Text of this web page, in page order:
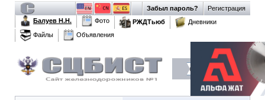
Регистрация
Забыл пароль?
Балуев Н.Н.
Фото РЖДТьюб
Дневники
Файлы
Объявления